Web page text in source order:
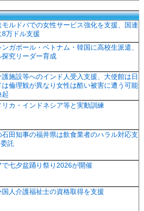
ルドバでの女性サービス強化を支援、国連
8万ドル支援
ガポール・ベトナム・韓国に高校生派遣、
探究リーダー育成
護施設等へのインド人受入支援、大使館は日
は倫理観が異なり女性は酷い被害に遭う可能
起
リカ・インドネシア等と実動訓練
田知事の福井県は飲食業者のハラル対応支
託
で七夕盆踊り祭り2026が開催
国人介護福祉士の資格取得を支援